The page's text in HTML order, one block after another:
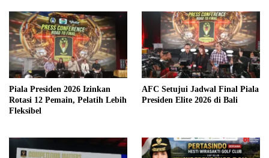
Piala Presiden 2026 Izinkan
Rotasi 12 Pemain, Pelatih Lebih
Fleksibel
AFC Setujui Jadwal Final Piala
Presiden Elite 2026 di Bali